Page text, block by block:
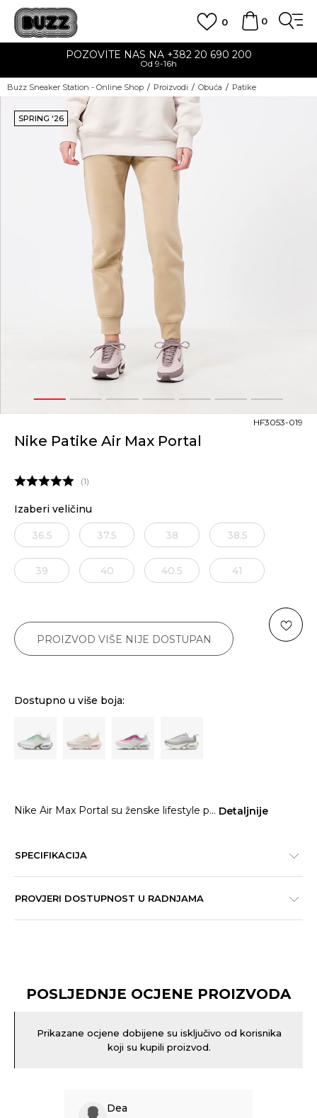
0
0
POZOVITE NAS NA +382 20 690 200
Od 9-16h
Buzz Sneaker Station - Online Shop Proizvodi Obuća Patike
1 2 3 4 5 6 7
SPRING '26
Nike Patike Air Max Portal
HF3053-019
1
Izaberi veličinu
36.5 37.5 38 38.5
39 40 40.5 41
PROIZVOD VIŠE NIJE DOSTUPAN
Dostupno u više boja:
Nike Air Max Portal su ženske lifestyle p... Detaljnije
SPECIFIKACIJA
PROVJERI DOSTUPNOST U RADNJAMA
POSLJEDNJE OCJENE PROIZVODA
Prikazane ocjene dobijene su isključivo od korisnika
koji su kupili proizvod.
Dea